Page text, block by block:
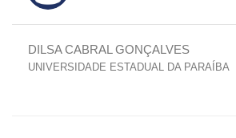
DILSA CABRAL GONÇALVES
UNIVERSIDADE ESTADUAL DA PARAÍBA